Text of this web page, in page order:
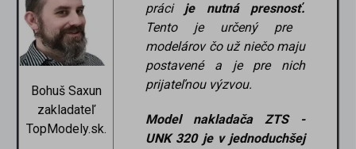
Bohuš Saxun
zakladateľ
TopModely.sk.
práci je nutná presnosť.
Tento je určený pre
modelárov čo už niečo maju
postavené a je pre nich
prijateľnou výzvou.
Model nakladača ZTS -
UNK 320 je v jednoduchšej